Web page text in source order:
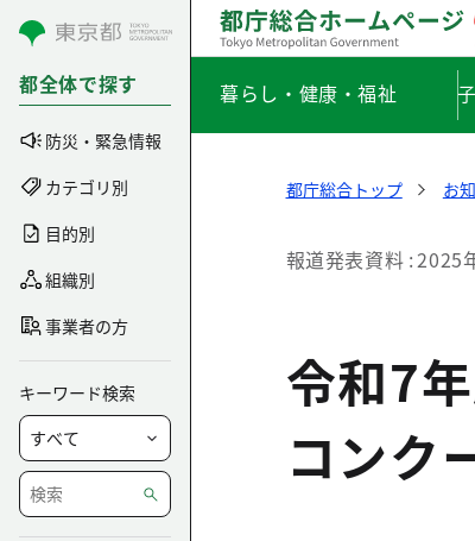
コンテンツにスキップ
都全体で探す
防災・緊急情報
カテゴリ別
目的別
組織別
事業者の方
キーワード検索
暮らし・健康・福祉
都庁総合トップ お
報道発表資料 2025
令和7
コンク